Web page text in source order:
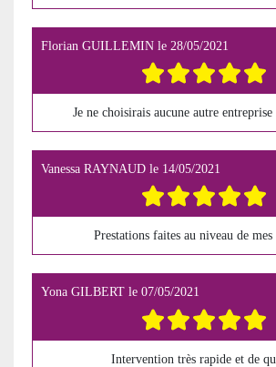
Florian GUILLEMIN le 28/05/2021
Je ne choisirais aucune autre
Vanessa RAYNAUD le 14/05/2021
Prestations faites au niveau de mes
Yona GILBERT le 07/05/2021
Intervention très rapide et de